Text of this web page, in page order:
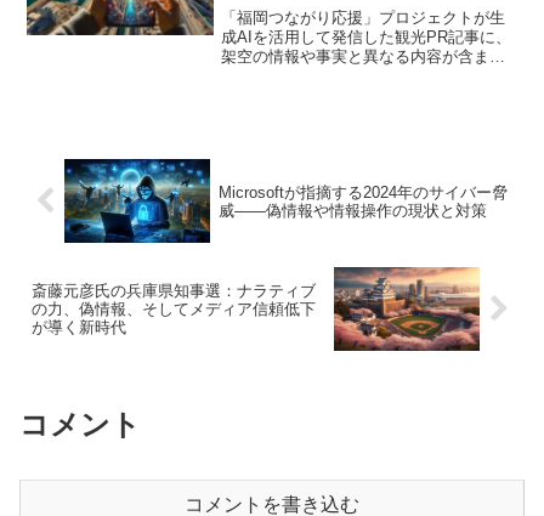
の事例
「福岡つながり応援」プロジェクトが生
成AIを活用して発信した観光PR記事に、
架空の情報や事実と異なる内容が含まれ
Microsoftが指摘する2024年のサイバー脅
威――偽情報や情報操作の現状と対策
斎藤元彦氏の兵庫県知事選：ナラティブ
の力、偽情報、そしてメディア信頼低下
が導く新時代
コメント
コメントを書き込む